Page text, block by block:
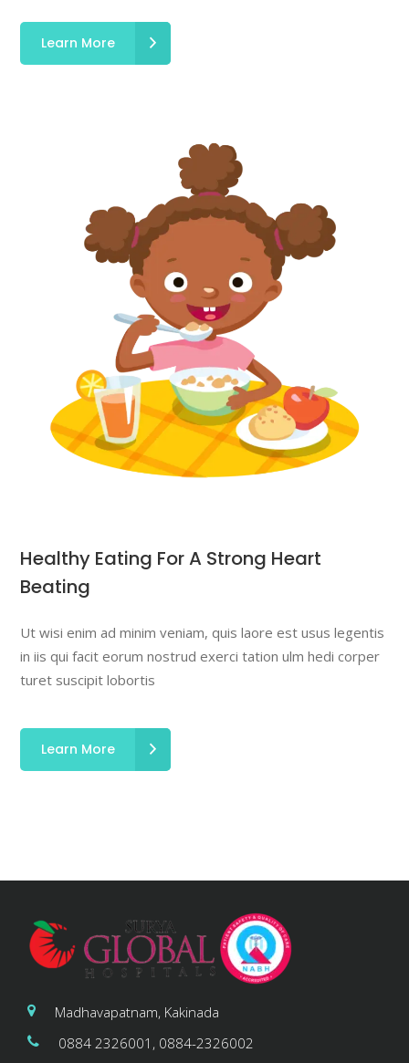
Learn More
Healthy Eating For A Strong Heart
Beating
Ut wisi enim ad minim veniam, quis laore est usus legentis
in iis qui facit eorum nostrud exerci tation ulm hedi corper
turet suscipit lobortis
Learn More
Madhavapatnam, Kakinada
0884 2326001, 0884-2326002